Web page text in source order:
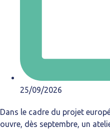
25/09/2026
Dans le cadre du projet
ouvre, dès septembre, un